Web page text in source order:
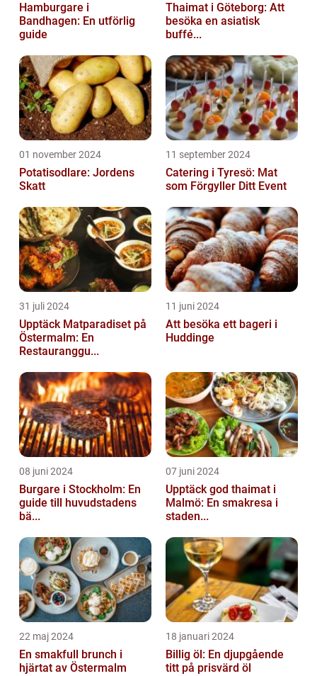
Hamburgare i
Bandhagen: En utförlig
guide
Thaimat i Göteborg: Att
besöka en asiatisk
buffé...
01 november 2024
Potatisodlare: Jordens
Skatt
11 september 2024
Catering i Tyresö: Mat
som Förgyller Ditt Event
31 juli 2024
Upptäck Matparadiset på
Östermalm: En
Restauranggu...
11 juni 2024
Att besöka ett bageri i
Huddinge
08 juni 2024
Burgare i Stockholm: En
guide till huvudstadens
bä...
07 juni 2024
Upptäck god thaimat i
Malmö: En smakresa i
staden...
22 maj 2024
En smakfull brunch i
hjärtat av Östermalm
18 januari 2024
Billig öl: En djupgående
titt på prisvärd öl